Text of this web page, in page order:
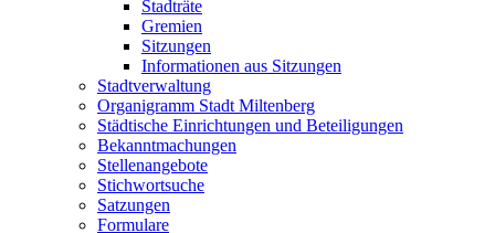
Stadträte
Gremien
Sitzungen
Informationen aus Sitzungen
Stadtverwaltung
Organigramm Stadt Miltenberg
Städtische Einrichtungen und Beteiligungen
Bekanntmachungen
Stellenangebote
Stichwortsuche
Satzungen
Formulare